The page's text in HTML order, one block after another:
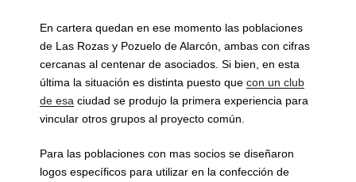
En cartera quedan en ese momento las poblaciones
de Las Rozas y Pozuelo de Alarcón, ambas con cifras
cercanas al centenar de asociados. Si bien, en esta
última la situación es distinta puesto que con un club
de esa ciudad se produjo la primera experiencia para
vincular otros grupos al proyecto común.
Para las poblaciones con mas socios se diseñaron
logos específicos para utilizar en la confección de